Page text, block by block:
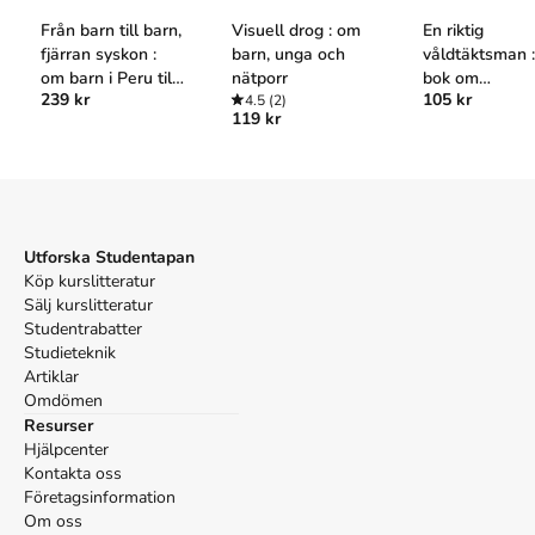
Harvard
Nyman, A. (2001).Unga förövare : sexuella övergrepp och
behandling
. 1:a uppl. *Rädda Barnen förlag.
behandling(1:a uppl.). *Rädda Barnen förlag.
Vancouver
Nyman A. Unga förövare : sexuella övergrepp och
behandling. 1:a uppl. *Rädda Barnen förlag; 2001.
Från barn till barn,
fjärran syskon :
om barn i Peru till
barn i Sverige : en
Andernas
högplatå
239 kr
Visuell drog : om
barn, unga och
nätporr
4.5 (2)
119 kr
En riktig
våldtäktsman
bok om
samhällets
105 kr
Utforska Studentapan
Köp kurslitteratur
Sälj kurslitteratur
Studentrabatter
Studieteknik
Artiklar
Omdömen
Resurser
Hjälpcenter
Kontakta oss
Företagsinformation
Om oss